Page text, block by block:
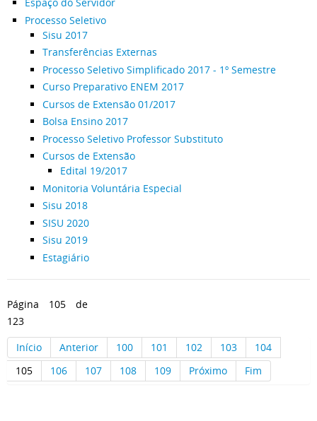
Processo Seletivo
Sisu 2017
Transferências Externas
Processo Seletivo Simplificado 2017 - 1º Semestre
Curso Preparativo ENEM 2017
Cursos de Extensão 01/2017
Bolsa Ensino 2017
Processo Seletivo Professor Substituto
Cursos de Extensão
Edital 19/2017
Monitoria Voluntária Especial
Sisu 2018
SISU 2020
Sisu 2019
Estagiário
Página 105 de
123
Início
Anterior 100 101 102 103
104
105
106 107 108 109 Próximo Fim